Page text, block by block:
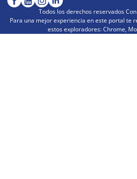
Todos los derechos reservados
Para una mejor experiencia en este portal te
estos exploradores: Chrome,